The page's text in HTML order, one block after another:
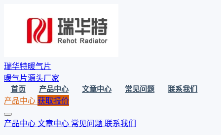
瑞华特暖气片
暖气片源头厂家
首页 产品中心 文章中心 常见问题 联系我们
产品中心获取报价
产品中心文章中心 常见问题联系我们